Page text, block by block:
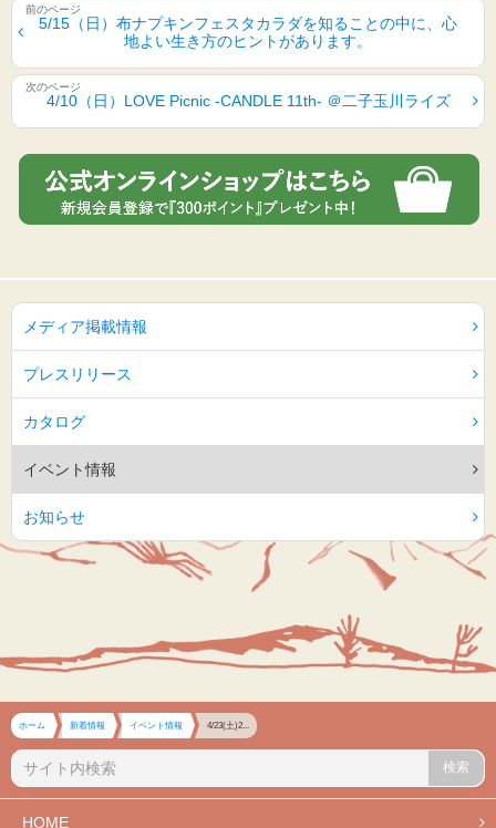
5/15（日）布ナプキンフェスタカラダを知ることの中に、心
地よい生き方のヒントがあります。
4/10（日）LOVE Picnic -CANDLE 11th- ＠二子玉川ライズ
メディア掲載情報
プレスリリース
カタログ
イベント情報
お知らせ
ホーム 新着情報 イベント情報 4/23(土)2...
検索
HOME